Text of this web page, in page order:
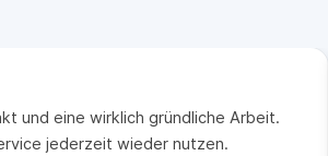
und eine wirklich gründliche Arbeit.
jederzeit wieder nutzen.